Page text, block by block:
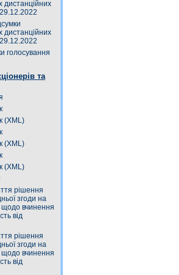
дистанційних
дистанційних
голосування
та
(XML)
(XML)
(XML)
рішення
згоди на
щодо вчинення
від
рішення
згоди на
щодо вчинення
від